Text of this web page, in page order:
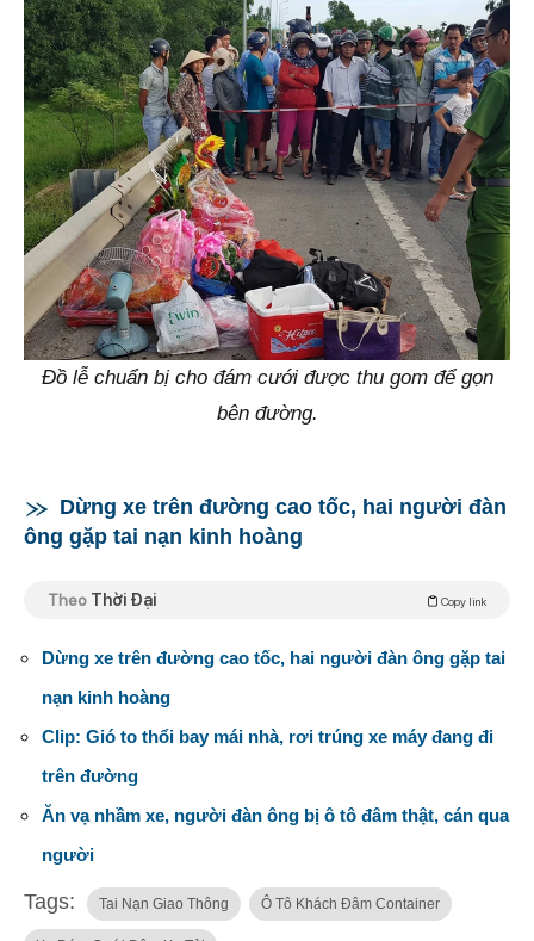
Đồ lễ chuẩn bị cho đám cưới được thu gom để gọn
bên đường.
Dừng xe trên đường cao tốc, hai người đàn
ông gặp tai nạn kinh hoàng
Theo Thời Đại Copy link
Dừng xe trên đường cao tốc, hai người đàn ông gặp tai
nạn kinh hoàng
Clip: Gió to thổi bay mái nhà, rơi trúng xe máy đang đi
trên đường
Ăn vạ nhầm xe, người đàn ông bị ô tô đâm thật, cán qua
người
Tags: Tai Nạn Giao Thông Ô Tô Khách Đâm Container